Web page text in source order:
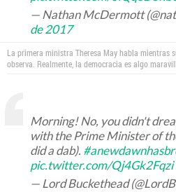
— Nathan McDermott
de 2017
La primera ministra Theresa May habla mientras
observa. Realmente, la democracia es algo
Morning! No, you didn't
with the Prime Minister of
did a dab).
pic.twitter.com/Qj4Gk2Fqzi
— Lord Buckethead